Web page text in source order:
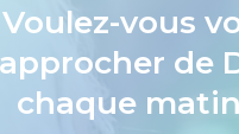
Voulez-vous
de
chaque